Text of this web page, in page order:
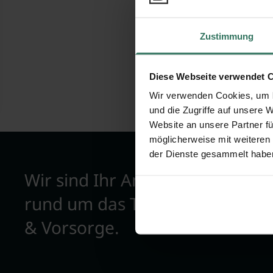
Zustimmung
Diese Webseite verwendet
Wir verwenden Cookies,
und die Zugriffe auf unsere
Website an unsere Partner
möglicherweise mit
der Dienste gesammelt
Wir sind Ihr Ansprechpartner
rund um das Thema Bestattung
& Vorsorge.